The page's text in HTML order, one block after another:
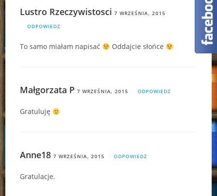
Lustro Rzeczywistosci 7 WRZEŚNIA, 2015
ODPOWIEDZ
To samo miałam napisać Oddajcie słońce
Małgorzata P 7 WRZEŚNIA, 2015 ODPOWIEDZ
Gratuluję
Anne18 7 WRZEŚNIA, 2015 ODPOWIEDZ
Gratulacje.